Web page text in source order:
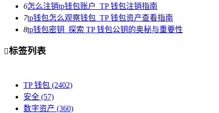
6怎么注销tp钱包账户_TP 钱包注销指南
7tp钱包怎么观察钱包_TP 钱包资产查看指南
8tp钱包密钥_探索 TP 钱包公钥的奥秘与重要性
标签列表
TP 钱包 (2402)
安全 (57)
数字资产 (360)